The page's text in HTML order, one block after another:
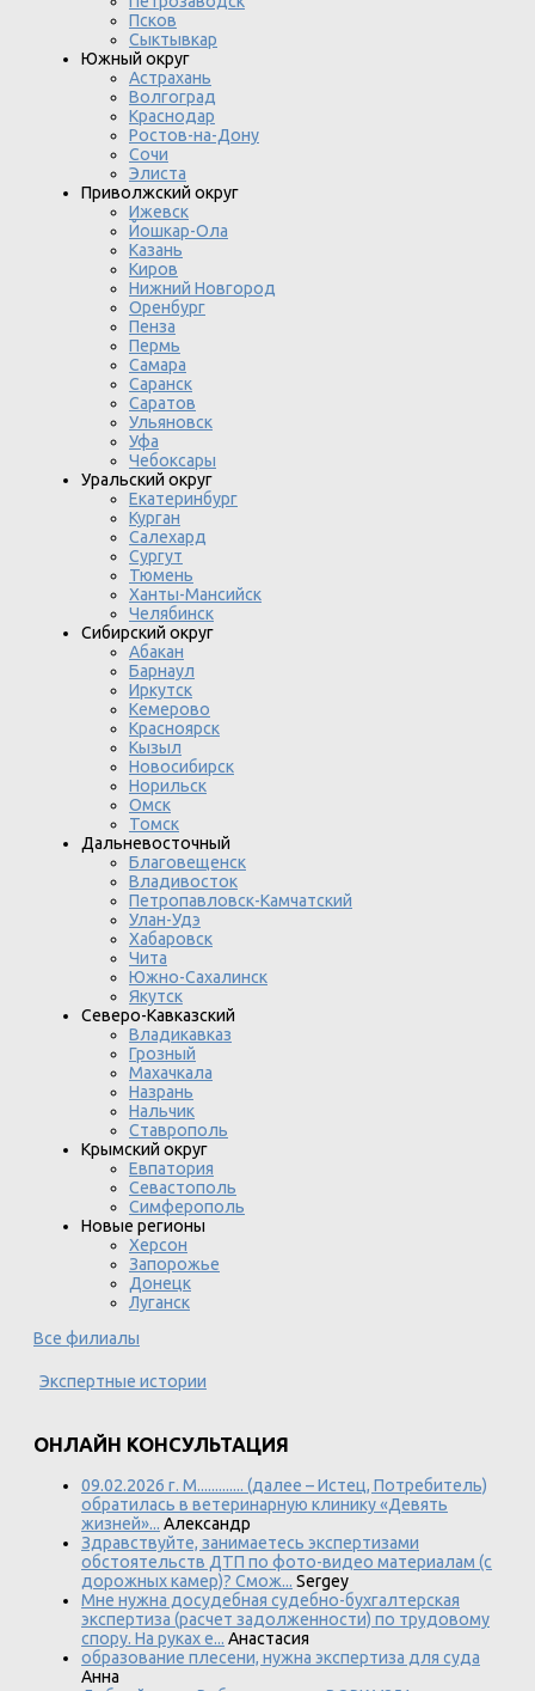
Псков
Сыктывкар
Южный округ
Астрахань
Волгоград
Краснодар
Ростов-на-Дону
Сочи
Элиста
Приволжский округ
Ижевск
Йошкар-Ола
Казань
Киров
Нижний Новгород
Оренбург
Пенза
Пермь
Самара
Саранск
Саратов
Ульяновск
Уфа
Чебоксары
Уральский округ
Екатеринбург
Курган
Салехард
Сургут
Тюмень
Ханты-Мансийск
Челябинск
Сибирский округ
Абакан
Барнаул
Иркутск
Кемерово
Красноярск
Кызыл
Новосибирск
Норильск
Омск
Томск
Дальневосточный
Благовещенск
Владивосток
Петропавловск-Камчатский
Улан-Удэ
Хабаровск
Чита
Южно-Сахалинск
Якутск
Северо-Кавказский
Владикавказ
Грозный
Махачкала
Назрань
Нальчик
Ставрополь
Крымский округ
Евпатория
Севастополь
Симферополь
Новые регионы
Херсон
Запорожье
Донецк
Луганск
Все филиалы
Экспертные истории
ОНЛАЙН КОНСУЛЬТАЦИЯ
09.02.2026 г. М............. (далее – Истец, Потребитель)
обратилась в ветеринарную клинику «Девять
жизней»... Александр
Здравствуйте, занимаетесь экспертизами
обстоятельств ДТП по фото-видео материалам (с
дорожных камер)? Смож... Sergey
Мне нужна досудебная судебно-бухгалтерская
экспертиза (расчет задолженности) по трудовому
спору. На руках е... Анастасия
образование плесени, нужна экспертиза для суда
Анна